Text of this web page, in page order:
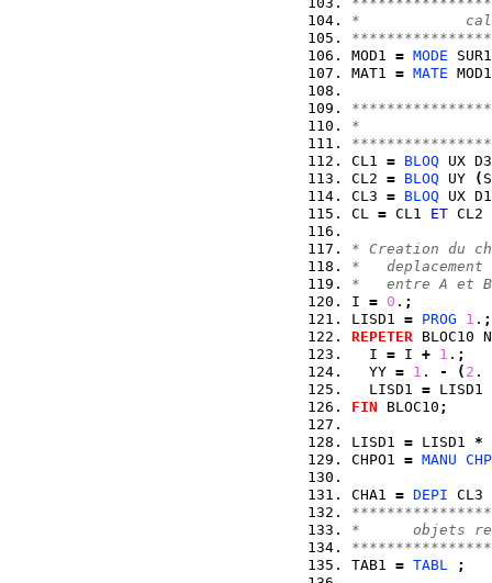
*
MOD1 = MODE
MAT1 = MATE
*
CL1 = BLOQ UX D3
CL2 = BLOQ UY (
CL3 = BLOQ UX D1
CL = CL1 ET CL2
* Creation du
*
*   entre A et
I = 0 . ;
LISD1 = PROG 1 . ;
REPETER BLOC10
  I
= I + 1 . ;
  YY
= 1 . - ( 2 .
  LISD1
= LISD1
FIN BLOC10 ;
LISD1 = LISD1 *
CHPO1 = MANU
CHA1 = DEPI CL3
*      objets
TAB1 = TABL ;